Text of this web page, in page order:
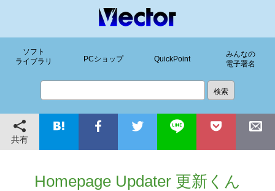
ソフト
ライブラリ
PCショップ QuickPoint
みんなの
電子署名
共有
Homepage Updater 更新くん